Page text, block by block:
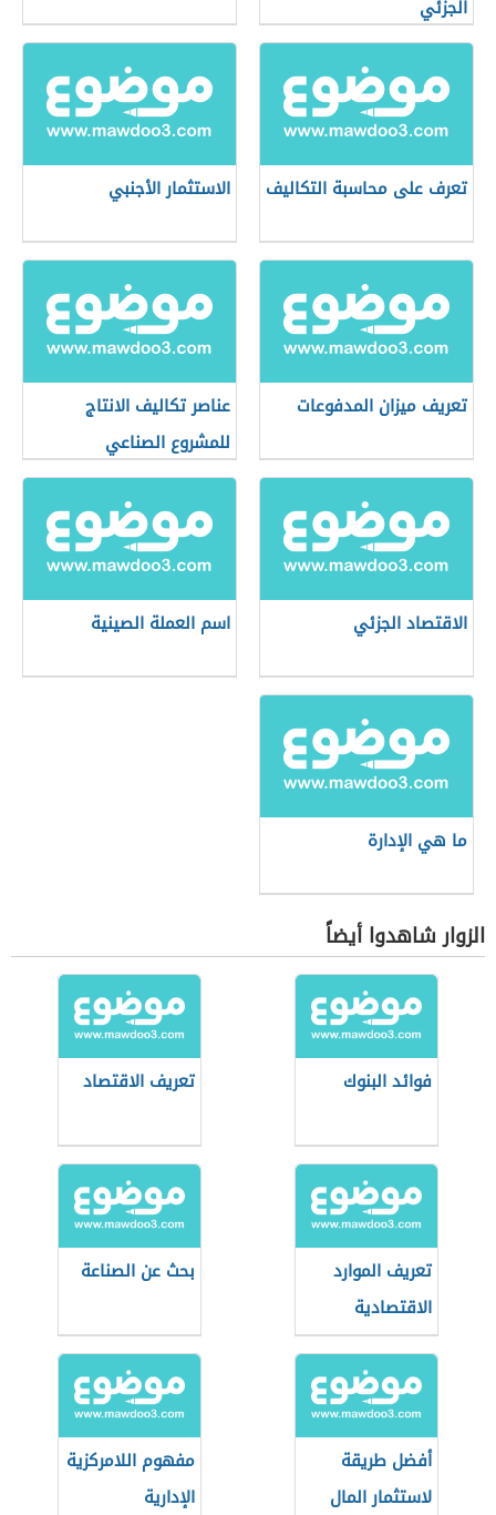
الجزئي
تعرف على محاسبة التكاليف الاستثمار الأجنبي
تعريف ميزان المدفوعات
عناصر تكاليف الانتاج
للمشروع الصناعي
الاقتصاد الجزئي اسم العملة الصينية
ما هي الإدارة
الزوار شاهدوا أيضاً
فوائد البنوك تعريف الاقتصاد
تعريف الموارد
الاقتصادية
بحث عن الصناعة
أفضل طريقة
لاستثمار المال
مفهوم اللامركزية
الإدارية